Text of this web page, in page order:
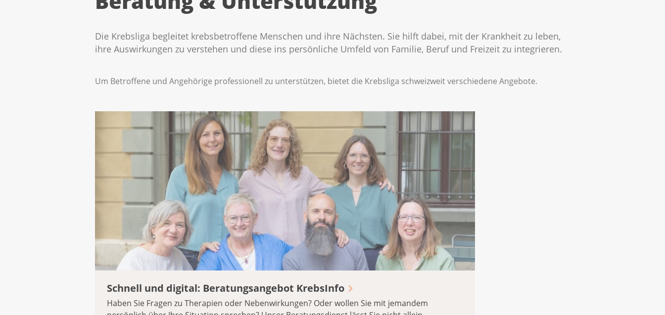
Die Krebsliga begleitet krebsbetroffene Menschen und ihre Nächsten. Sie hilft dabei, mit der Krankheit zu leben,
ihre Auswirkungen zu verstehen und diese ins persönliche Umfeld von Familie, Beruf und Freizeit zu integrieren.
Um Betroffene und Angehörige professionell zu unterstützen, bietet die Krebsliga schweizweit verschiedene Angebote.
Schnell und digital: Beratungsangebot KrebsInfo
Haben Sie Fragen zu Therapien oder Nebenwirkungen? Oder wollen Sie mit jemandem